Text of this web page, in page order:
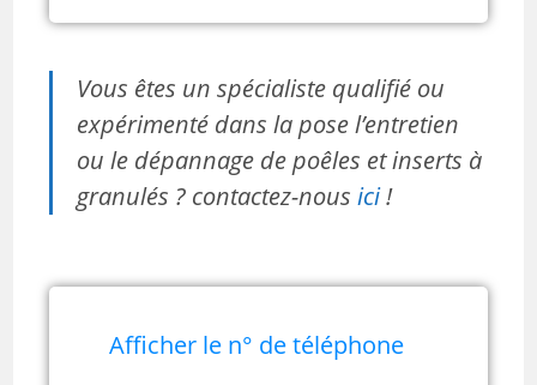
Vous êtes un spécialiste qualifié ou
expérimenté dans la pose l’entretien
ou le dépannage de poêles et inserts à
granulés ? contactez-nousici!
Afficher le n° de téléphone